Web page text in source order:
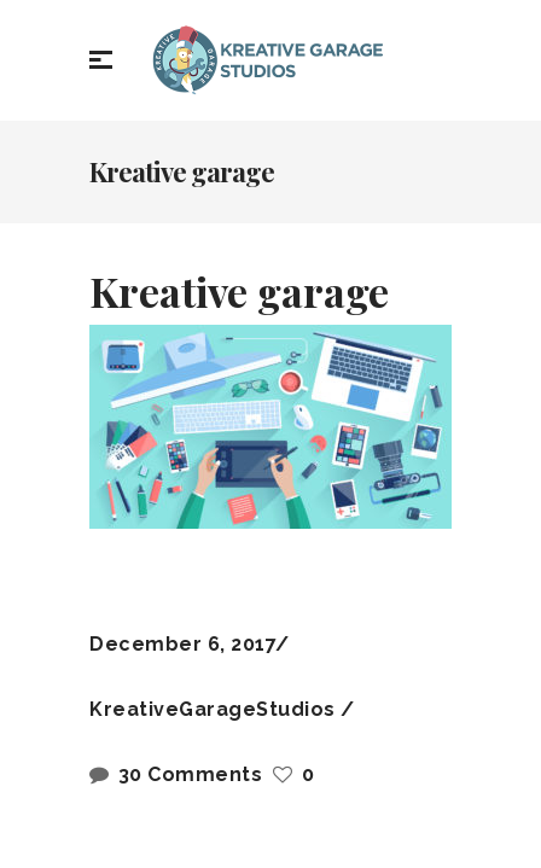
Kreative garage
Kreative garage
December 6, 2017
KreativeGarageStudios
30 Comments 0